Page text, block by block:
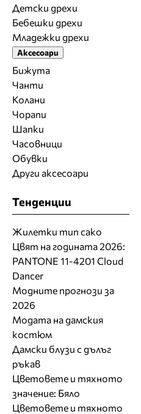
Детски дрехи
Бебешки дрехи
Младежки дрехи
Аксесоари
Бижута
Чанти
Колани
Чорапи
Шапки
Часовници
Обувки
Други аксесоари
Тенденции
Жилетки тип сако
Цвят на годината 2026:
PANTONE 11-4201 Cloud
Dancer
Модните прогнози за
2026
Модата на дамския
костюм
Дамски блузи с дълъг
ръкав
Цветовете и тяхното
значение: Бяло
Цветовете и тяхното